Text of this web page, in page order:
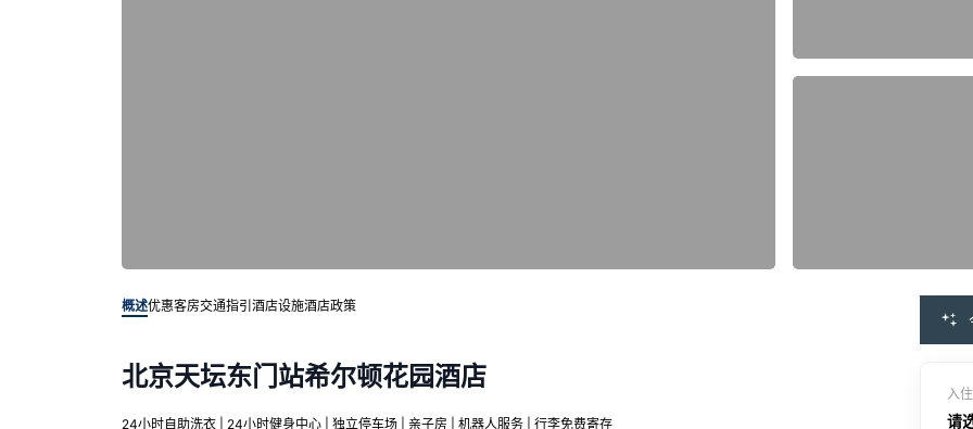
概述优惠客房交通指引 酒店设施酒店政策
北京天坛东门站希尔顿花园酒店
24小时自助洗衣 | 24小时健身中心 | 独立停车场 | 亲子房 | 机器人服务 | 行李免费寄存
入
请